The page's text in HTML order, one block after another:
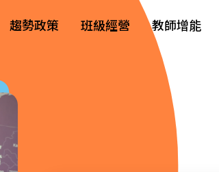
趨勢政策 班級經營 教師增能